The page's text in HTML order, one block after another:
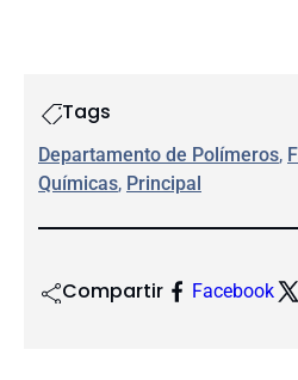
Tags
Departamento de Polímeros,
Químicas, Principal
Compartir Facebook